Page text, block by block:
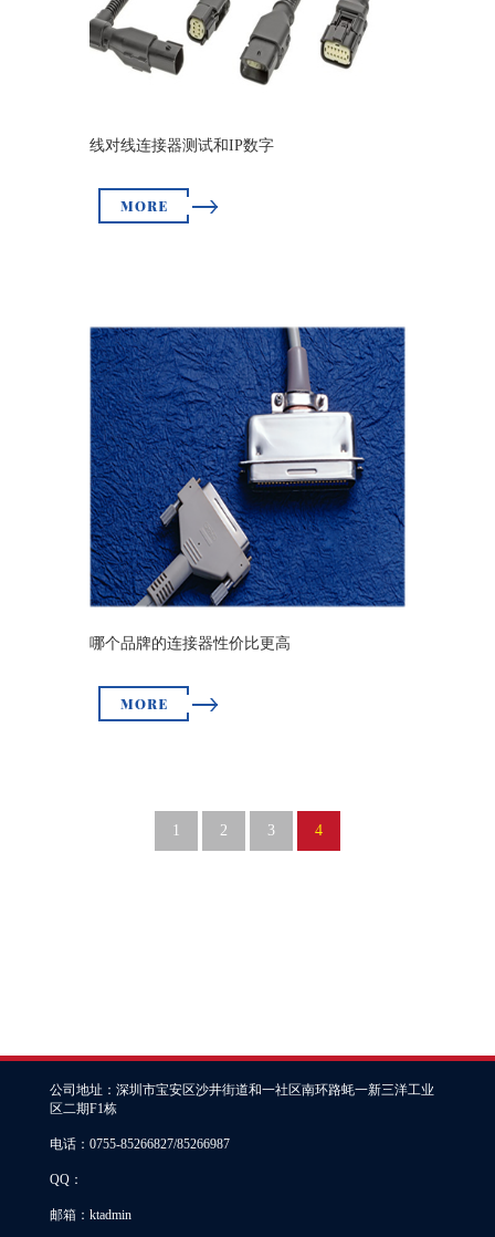
线对线连接器测试和IP数字
哪个品牌的连接器性价比更高
1 2 3 4
公司地址：深圳市宝安区沙井街道和一社区南环路蚝一新三洋工业
区二期F1栋
电话：0755-85266827/85266987
QQ：
邮箱：ktadmin